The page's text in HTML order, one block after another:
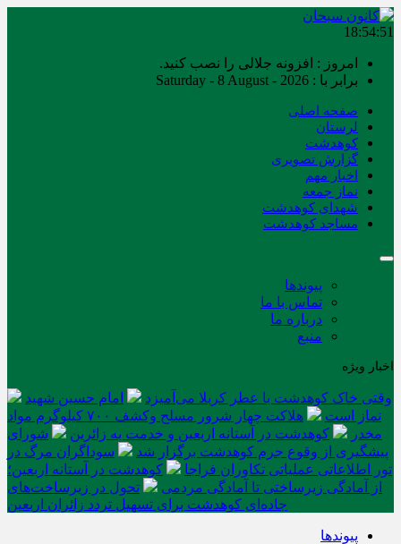
18:54:51
امروز : افزونه جلالی را نصب کنید.
برابر با : Saturday - 8 August - 2026
صفحه اصلی
لرستان
کوهدشت
گزارش تصویری
اخبار مهم
نماز جمعه
شهدای کوهدشت
مساجد کوهدشت
پیوندها
تماس با ما
درباره ما
منبع
اخبار ویژه
وقتی خاک کوهدشت با عطر کربلا می‌آمیزد
امام حسین شهید
نماز است
هلاکت چهار شرور مسلح وکشف ۷۰۰ کیلوگرم مواد
مخدر
کوهدشت در آستانه اربعین و خدمت‌ به زائرین
شورای
پیشگیری از وقوع جرم کوهدشت برگزار شد
سوداگران مرگ در
تور اطلاعاتی عملیاتی تکاوران فراجا
کوهدشت در آستانه اربعین؛
از آمادگی زیرساختی تا آمادگی مردمی
تحول در زیرساخت‌های
جاده‌ای کوهدشت برای تسهیل تردد زائران اربعین
پیوندها